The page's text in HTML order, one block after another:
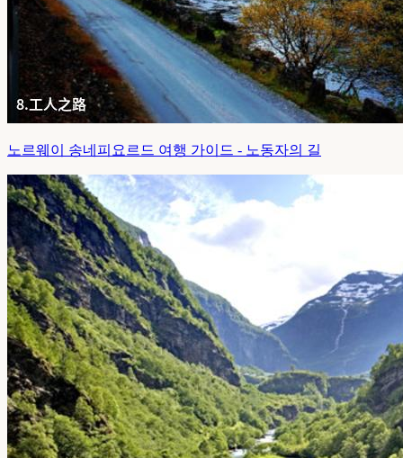
노르웨이 송네피요르드 여행 가이드 - 노동자의 길